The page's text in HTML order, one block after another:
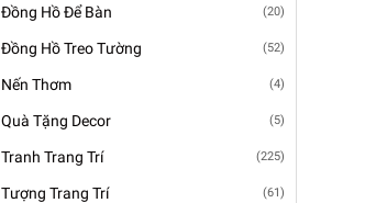
Đồng Hồ Để Bàn (20)
Đồng Hồ Treo Tường (52)
Nến Thơm (4)
Quà Tặng Decor (5)
Tranh Trang Trí (225)
Tượng Trang Trí (61)